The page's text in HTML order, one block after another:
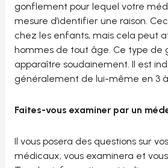
gonflement pour lequel votre
mesure d’identifier une raison.
chez les enfants, mais cela peut
hommes de tout âge. Ce type de
apparaître soudainement. Il est
généralement de lui-même en 3 à
Faites-vous examiner par un
Il vous posera des questions sur
médicaux, vous examinera et